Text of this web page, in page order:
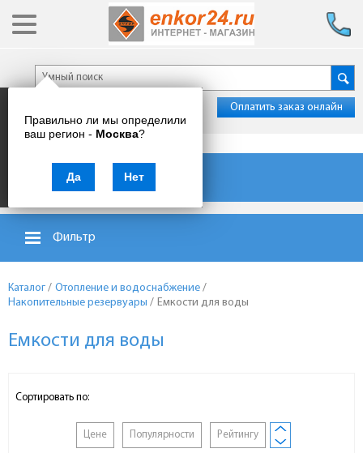
Правильно ли мы определили
ваш регион - Москва?
Да Нет
Оплатить заказ онлайн
Каталог товаров
Фильтр
Каталог / Отопление и водоснабжение /
Накопительные резервуары / Емкости для воды
Емкости для воды
Сортировать по:
Цене Популярности Рейтингу